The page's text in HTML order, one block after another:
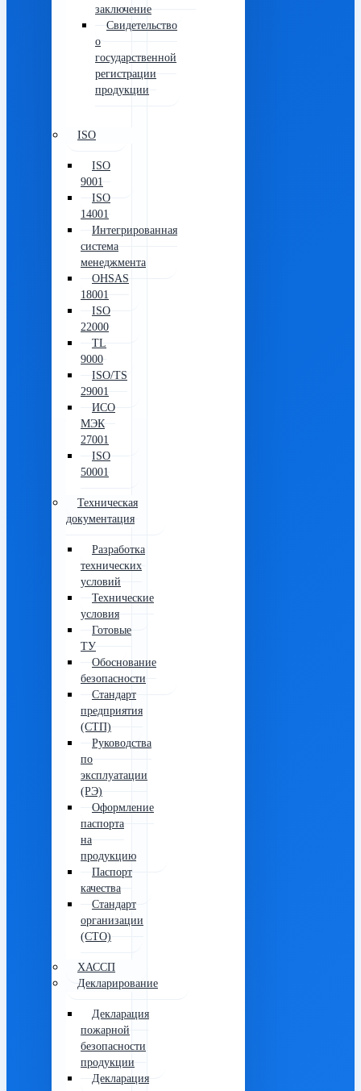
заключение
Свидетельство
о
государственной
регистрации
продукции
ISO
ISO
9001
ISO
14001
Интегрированная
система
менеджмента
OHSAS
18001
ISO
22000
TL
9000
ISO/TS
29001
ИСО
МЭК
27001
ISO
50001
Техническая
документация
Разработка
технических
условий
Технические
условия
Готовые
ТУ
Обоснование
безопасности
Стандарт
предприятия
(СТП)
Руководства
по
эксплуатации
(РЭ)
Оформление
паспорта
на
продукцию
Паспорт
качества
Стандарт
организации
(СТО)
ХАССП
Декларирование
Декларация
пожарной
безопасности
продукции
Декларация